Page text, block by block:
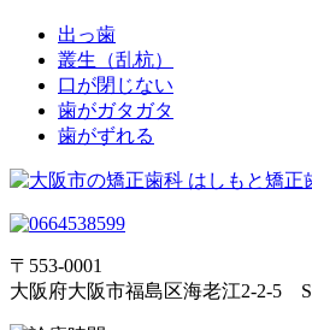
出っ歯
叢生（乱杭）
口が閉じない
歯がガタガタ
歯がずれる
〒553-0001
大阪府大阪市福島区海老江2-2-5